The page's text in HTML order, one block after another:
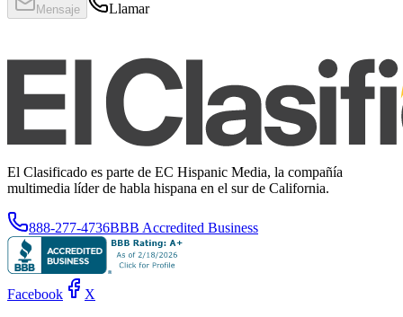
Mensaje Llamar
El Clasificado es parte de EC Hispanic Media, la compañía
multimedia líder de habla hispana en el sur de California.
888-277-4736BBB Accredited Business
Facebook X